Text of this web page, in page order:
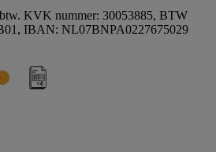
KVK nummer: 30053885, BTW
IBAN: NL07BNPA0227675029